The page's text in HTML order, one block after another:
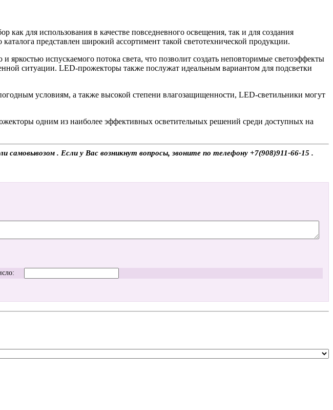
для использования в качестве повседневного освещения, так и для создания
представлен широкий ассортимент такой светотехнической продукции.
испускаемого потока света, что позволит создать неповторимые светоэффекты
ситуации. LED-прожекторы также послужат идеальным вариантом для подсветки
условиям, а также высокой степени влагозащищенности, LED-светильники могут
одним из наиболее эффективных осветительных решений среди доступных на
. Если у Вас возникнут вопросы, звоните по телефону +7(908)911-66-15 .